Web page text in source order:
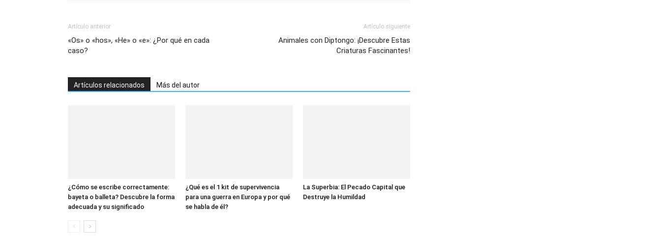
Artículo anterior
«Os» o «hos», «He» o «e»: ¿Por qué en cada
caso?
Artículo siguiente
Animales con Diptongo: ¡Descubre Estas
Criaturas Fascinantes!
Artículos relacionados Más del autor
¿Cómo se escribe correctamente:
bayeta o balleta? Descubre la forma
adecuada y su significado
¿Qué es el 1 kit de supervivencia
para una guerra en Europa y por qué
se habla de él?
La Superbia: El Pecado Capital que
Destruye la Humildad